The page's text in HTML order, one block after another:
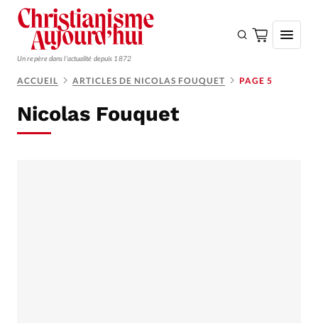
Un repère dans l'actualité depuis 1872
Monde
ACCUEIL ARTICLES DE NICOLAS FOUQUET PAGE 5
Nicolas Fouquet